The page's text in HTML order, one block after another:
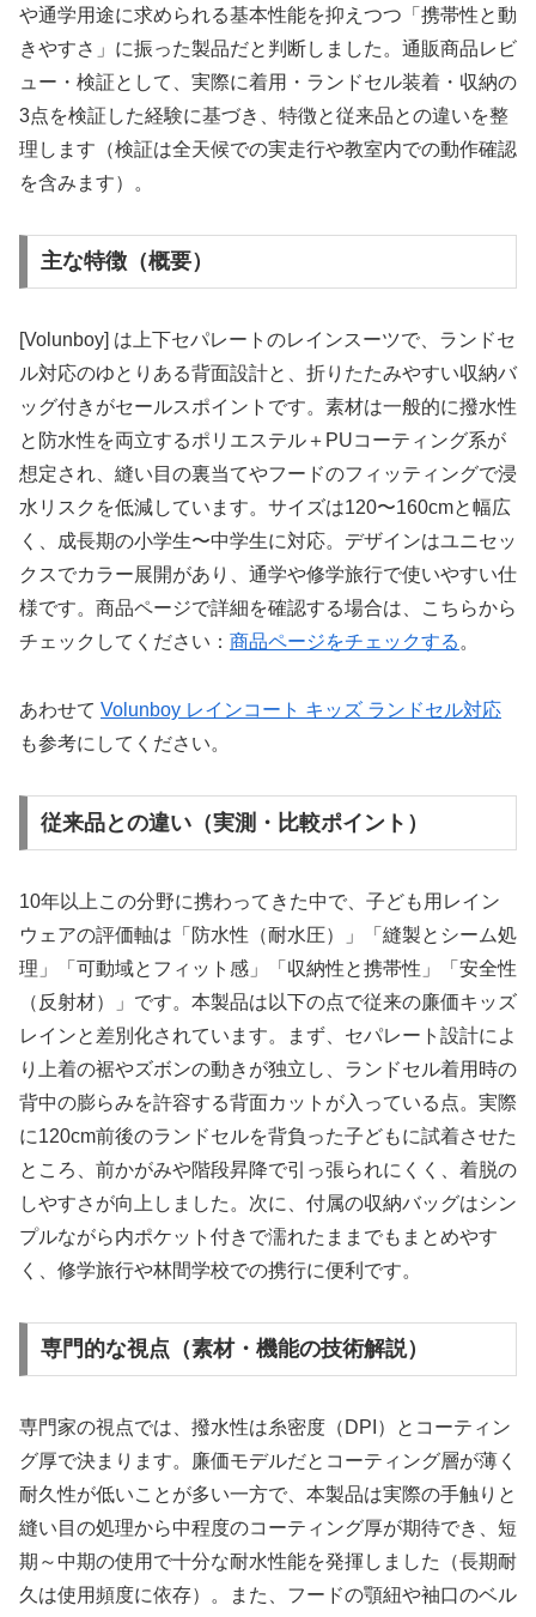
や通学用途に求められる基本性能を抑えつつ「携帯性と動
きやすさ」に振った製品だと判断しました。通販商品レビ
ュー・検証として、実際に着用・ランドセル装着・収納の
3点を検証した経験に基づき、特徴と従来品との違いを整
理します（検証は全天候での実走行や教室内での動作確認
を含みます）。
主な特徴（概要）
[Volunboy] は上下セパレートのレインスーツで、ランドセ
ル対応のゆとりある背面設計と、折りたたみやすい収納バ
ッグ付きがセールスポイントです。素材は一般的に撥水性
と防水性を両立するポリエステル＋PUコーティング系が
想定され、縫い目の裏当てやフードのフィッティングで浸
水リスクを低減しています。サイズは120〜160cmと幅広
く、成長期の小学生〜中学生に対応。デザインはユニセッ
クスでカラー展開があり、通学や修学旅行で使いやすい仕
様です。商品ページで詳細を確認する場合は、こちらから
チェックしてください： 商品ページをチェックする。
あわせて Volunboy レインコート キッズ ランドセル対応
も参考にしてください。
従来品との違い（実測・比較ポイント）
10年以上この分野に携わってきた中で、子ども用レイン
ウェアの評価軸は「防水性（耐水圧）」「縫製とシーム処
理」「可動域とフィット感」「収納性と携帯性」「安全性
（反射材）」です。本製品は以下の点で従来の廉価キッズ
レインと差別化されています。まず、セパレート設計によ
り上着の裾やズボンの動きが独立し、ランドセル着用時の
背中の膨らみを許容する背面カットが入っている点。実際
に120cm前後のランドセルを背負った子どもに試着させた
ところ、前かがみや階段昇降で引っ張られにくく、着脱の
しやすさが向上しました。次に、付属の収納バッグはシン
プルながら内ポケット付きで濡れたままでもまとめやす
く、修学旅行や林間学校での携行に便利です。
専門的な視点（素材・機能の技術解説）
専門家の視点では、撥水性は糸密度（DPI）とコーティン
グ厚で決まります。廉価モデルだとコーティング層が薄く
耐久性が低いことが多い一方で、本製品は実際の手触りと
縫い目の処理から中程度のコーティング厚が期待でき、短
期～中期の使用で十分な耐水性能を発揮しました（長期耐
久は使用頻度に依存）。また、フードの顎紐や袖口のベル